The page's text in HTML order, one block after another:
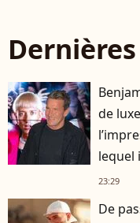
de
lequel
23:29
De